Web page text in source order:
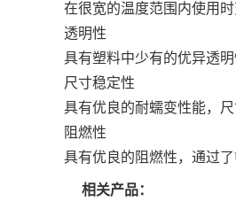
在很宽的温度范围内使用
透明性
具有塑料中少有的优异透
尺寸稳定性
具有优良的耐蠕变性能，
阻燃性
具有优良的阻燃性，通过
相关产品：